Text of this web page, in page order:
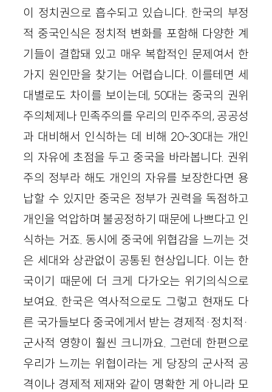
이 정치권으로 흡수되고 있습니다. 한국의 부정
적 중국인식은 정치적 변화를 포함해 다양한 계
기들이 결합돼 있고 매우 복합적인 문제여서 한
가지 원인만을 찾기는 어렵습니다. 이를테면 세
대별로도 차이를 보이는데, 50대는 중국의 권위
주의체제나 민족주의를 우리의 민주주의, 공공성
과 대비해서 인식하는 데 비해 20~30대는 개인
의 자유에 초점을 두고 중국을 바라봅니다. 권위
주의 정부라 해도 개인의 자유를 보장한다면 용
납할 수 있지만 중국은 정부가 권력을 독점하고
개인을 억압하며 불공정하기 때문에 나쁘다고 인
식하는 거죠. 동시에 중국에 위협감을 느끼는 것
은 세대와 상관없이 공통된 현상입니다. 이는 한
국이기 때문에 더 크게 다가오는 위기의식으로
보여요. 한국은 역사적으로도 그렇고 현재도 다
른 국가들보다 중국에게서 받는 경제적·정치적·
군사적 영향이 훨씬 크니까요. 그런데 한편으로
우리가 느끼는 위협이라는 게 당장의 군사적 공
격이나 경제적 제재와 같이 명확한 게 아니라 모